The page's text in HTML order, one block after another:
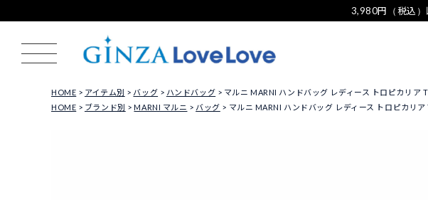
3,980円（税込）
HOME アイテム別 バッグ ハンドバッグ
マルニ MARNI ハンドバッグ レディース トロピカリ
HOME
ブランド別 MARNI マルニ バッグ マルニ MARNI ハンドバッグ レディース トロピカリ